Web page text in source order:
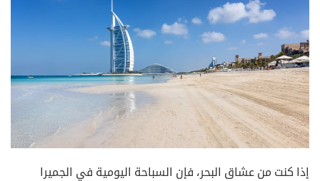
إذا كنت من عشاق البحر، فإن السباحة اليومية في الجميرا